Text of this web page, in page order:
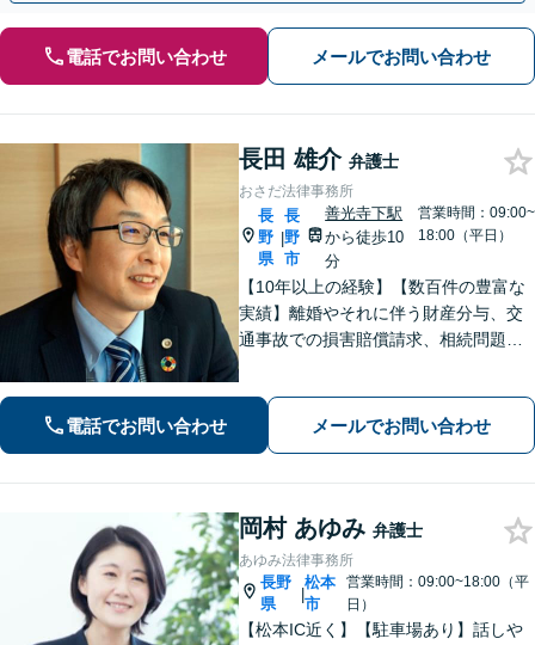
電話でお問い合わせ メールでお問い合わせ
長田 雄介 弁護士
おさだ法律事務所
長
野
県
|
長
野
市
善光寺下駅
から徒歩10
分
営業時間：09:00~
18:00（平日）
【10年以上の経験】【数百件の豊富な
実績】離婚やそれに伴う財産分与、交
通事故での損害賠償請求、相続問題な
戸建て事務所です。【休日・夜間相談
可】
電話でお問い合わせ メールでお問い合わせ
岡村 あゆみ 弁護士
あゆみ法律事務所
長野
県
|
松本
市
営業時間：09:00~18:00（平
日）
【松本IC近く】【駐車場あり】話しや